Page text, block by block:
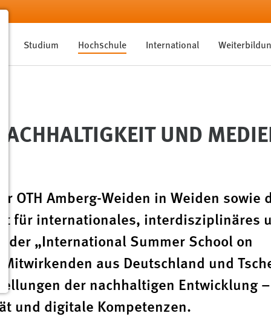
Studium Hochschule International
UND
OTH Amberg-Weiden in Weiden sowie
für internationales, interdisziplinäres
der „International Summer School on
aus Deutschland und
der nachhaltigen Entwicklung
und digitale Kompetenzen.